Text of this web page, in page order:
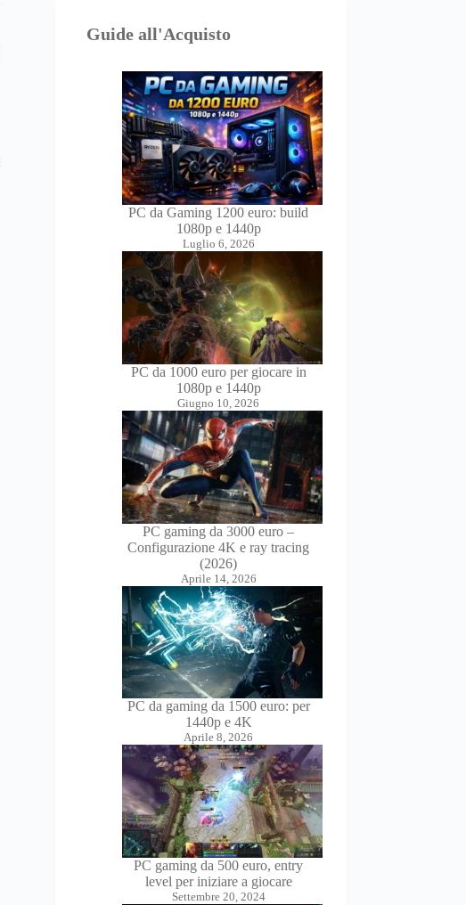
Guide all'Acquisto
PC da Gaming 1200 euro: build
1080p e 1440p
Luglio 6, 2026
PC da 1000 euro per giocare in
1080p e 1440p
Giugno 10, 2026
PC gaming da 3000 euro –
Configurazione 4K e ray tracing
(2026)
Aprile 14, 2026
PC da gaming da 1500 euro: per
1440p e 4K
Aprile 8, 2026
PC gaming da 500 euro, entry
level per iniziare a giocare
Settembre 20, 2024